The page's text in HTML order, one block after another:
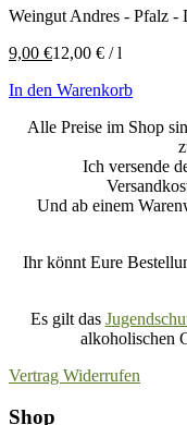
Weingut Andres - Pfalz -
9,00 €12,00 € /l
In den Warenkorb
Alle Preise im Shop
Ich versende
Und ab einem
Ihr könnt Eure
Es gilt das
alkoholischen
Vertrag Widerrufen
Shop